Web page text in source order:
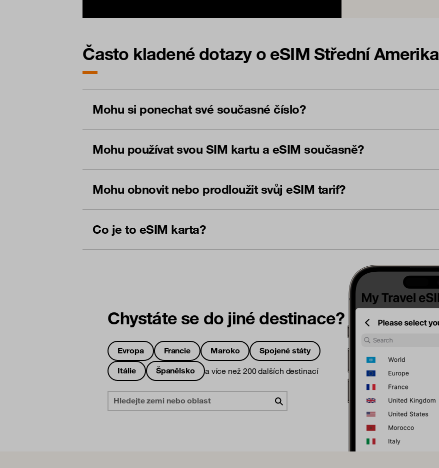
Často kladené dotazy o eSIM Střední Amerika
Mohu si ponechat své současné číslo?
Mohu používat svou SIM kartu a eSIM současně?
Mohu obnovit nebo prodloužit svůj eSIM tarif?
Co je to eSIM karta?
Chystáte se do jiné destinace?
Evropa Francie Maroko
Spojené státy
Itálie
Španělsko a více než 200 dalších destinací